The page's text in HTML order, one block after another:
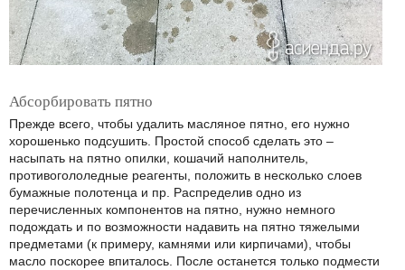
Абсорбировать пятно
Прежде всего, чтобы удалить масляное пятно, его нужно
хорошенько подсушить. Простой способ сделать это –
насыпать на пятно опилки, кошачий наполнитель,
противогололедные реагенты, положить в несколько слоев
бумажные полотенца и пр. Распределив одно из
перечисленных компонентов на пятно, нужно немного
подождать и по возможности надавить на пятно тяжелыми
предметами (к примеру, камнями или кирпичами), чтобы
масло поскорее впиталось. После останется только подмести